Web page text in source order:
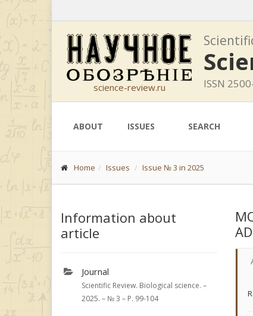
science-review.ru ISSN
ABOUT ISSUES SEARCH
Home Issues Issue № 3 in 2025
Information about
article
Journal
Scientific Review. Biological science. –
2025. – № 3 – P. 99-104